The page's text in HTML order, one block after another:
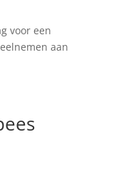
voor een
aan